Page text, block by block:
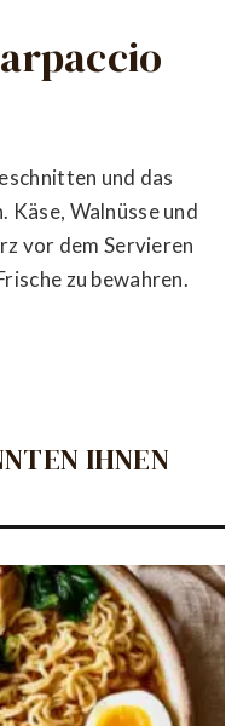
und das
Walnüsse und
vor dem Servieren
zu bewahren.
IHNEN